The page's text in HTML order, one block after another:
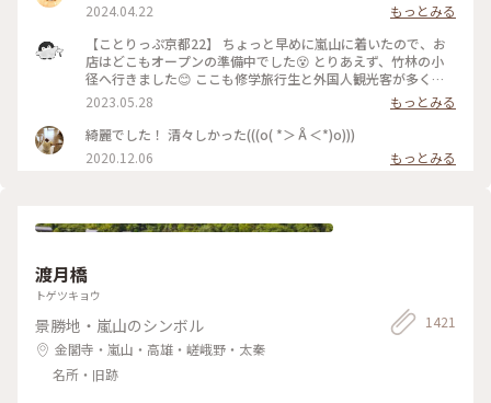
2024.04.22
もっとみる
【ことりっぷ京都22】 ちょっと早めに嵐山に着いたので、お
店はどこもオープンの準備中でした😵 とりあえず、竹林の小
径へ行きました😊 ここも修学旅行生と外国人観光客が多く、
特に中国系の方の声が竹林の中に響いていました🤫 竹林の小
径には人力車専用の道が整備されており、外国人観光客を乗せ
た人力車に出会いました😄 #私のことりっぷ旅 #京都 #竹林の
小径 #人力車 令和５年５月21日撮影
2023.05.28
もっとみる
綺麗でした！ 清々しかった(((o( *＞Å＜*)o)))
2020.12.06
もっとみる
渡月橋
トゲツキョウ
景勝地・嵐山のシンボル
金閣寺・嵐山・高雄・嵯峨野・太秦
名所・旧跡
1421